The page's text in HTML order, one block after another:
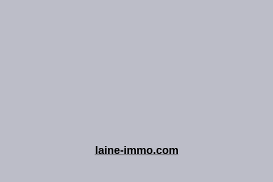
laine-immo.com